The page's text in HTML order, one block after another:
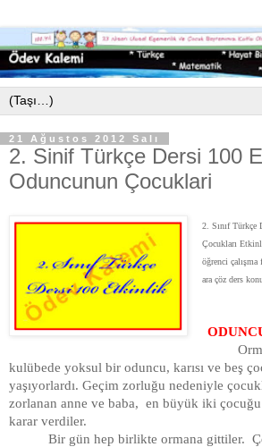
21 Ağustos 2012 Salı
2. Sinif Türkçe Dersi 100
Oduncunun Çocuklari
2. Sınıf
Çocukları
öğrenci
ara çöz ders
kulübede yoksul bir oduncu, karısı ve beş
yaşıyorlardı. Geçim zorluğu nedeniyle
zorlanan anne ve baba, en büyük iki çocuğu
karar verdiler.
Bir gün hep birlikte ormana gittiler.